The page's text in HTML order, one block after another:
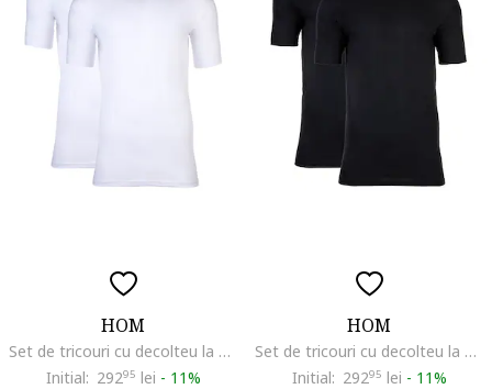
HOM
Set de tricouri cu decolteu la baza gatului - 2 piese, Alb
Initial: 29295 lei - 11%
HOM
Set de tricouri cu decolteu la baza gatului - 2 piese, Negru
Initial: 29295 lei - 11%